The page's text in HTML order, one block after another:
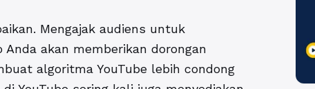
Mengajak audiens untuk
akan memberikan dorongan
algoritma YouTube lebih condong